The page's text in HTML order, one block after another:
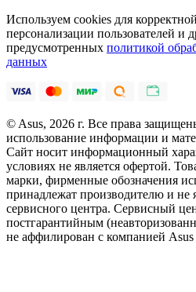
Используем cookies для
персонализации пользователей и
предусмотренных политикой
данных
© Asus, 2026 г. Все права
использование информации и
Сайт носит информационный
условиях не является офертой.
марки, фирменные обозначения
принадлежат производителю и не
сервисного центра. Сервисный
постгарантийным
не аффилирован с компанией Asus